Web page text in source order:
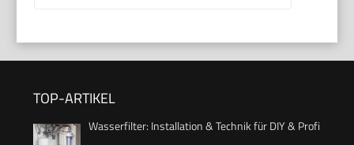
TOP-ARTIKEL
Wasserfilter: Installation & Technik für DIY & Profi